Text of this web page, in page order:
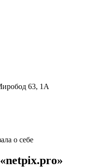
63, 1A
о себе